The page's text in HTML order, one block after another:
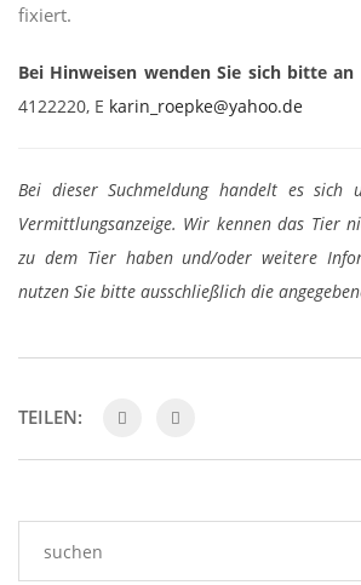
fixiert.
Bei Hinweisen wenden Sie sich bitte an
4122220, E karin_roepke@yahoo.de
Bei dieser Suchmeldung handelt es
Vermittlungsanzeige. Wir kennen das Tier
zu dem Tier haben und/oder weitere
nutzen Sie bitte ausschließlich die
TEILEN: